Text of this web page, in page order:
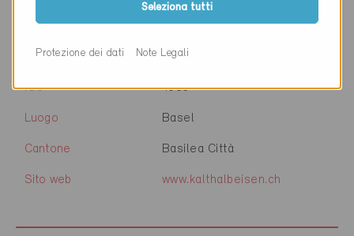
AG
NAP 4053
Luogo Basel
Cantone Basilea Città
Sito web www.kalthalbeisen.ch
Seleziona tutti
Protezione dei dati Note Legali